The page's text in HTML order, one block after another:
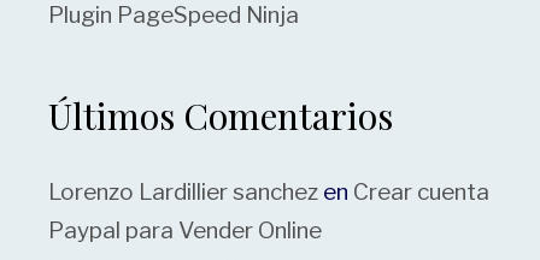
Plugin PageSpeed Ninja
Últimos Comentarios
Lorenzo Lardillier sanchez en Crear cuenta
Paypal para Vender Online